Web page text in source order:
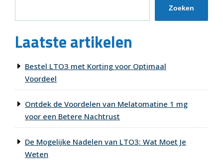
Zoeken
Laatste artikelen
Bestel LTO3 met Korting voor Optimaal
Voordeel
Ontdek de Voordelen van Melatomatine 1 mg
voor een Betere Nachtrust
De Mogelijke Nadelen van LTO3: Wat Moet Je
Weten